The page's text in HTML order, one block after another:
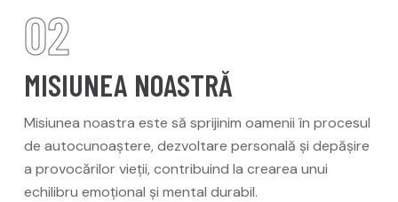
02
MISIUNEA NOASTRĂ
Misiunea noastra este să sprijinim oamenii în procesul
de autocunoaștere, dezvoltare personală și depășire
a provocărilor vieții, contribuind la crearea unui
echilibru emoțional și mental durabil.